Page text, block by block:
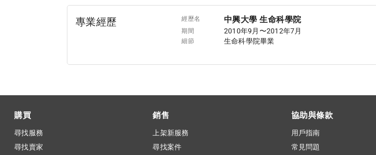
專業經歷 經歷名 中興大學 生命科學院
期間 2010年9月〜2012年7月
細節 生命科學院畢業
購買
尋找服務
尋找賣家
銷售
上架新服務
尋找案件
協助與條款
用戶指南
常見問題